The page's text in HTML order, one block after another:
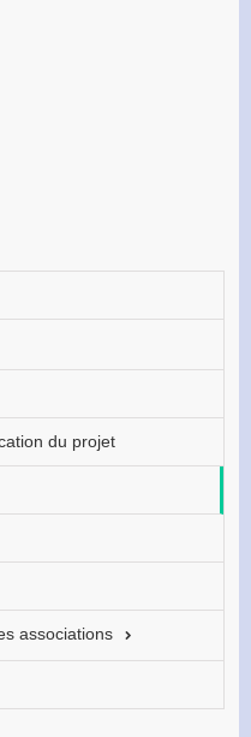
du projet
associations